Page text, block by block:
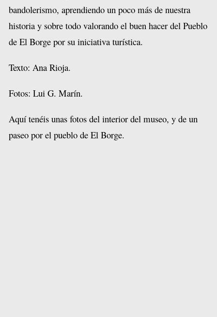
bandolerismo, aprendiendo un poco más de nuestra
historia y sobre todo valorando el buen hacer del Pueblo
de El Borge por su iniciativa turística.
Texto: Ana Rioja.
Fotos: Lui G. Marín.
Aquí tenéis unas fotos del interior del museo, y de un
paseo por el pueblo de El Borge.